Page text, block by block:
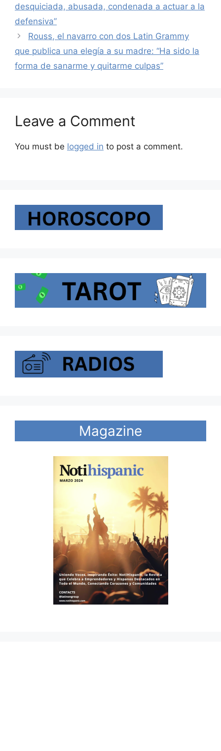
desquiciada, abusada, condenada a actuar a la
defensiva”
Rouss, el navarro con dos Latin Grammy
que publica una elegía a su madre: “Ha sido la
forma de sanarme y quitarme culpas”
Leave a Comment
You must be logged in to post a comment.
Magazine